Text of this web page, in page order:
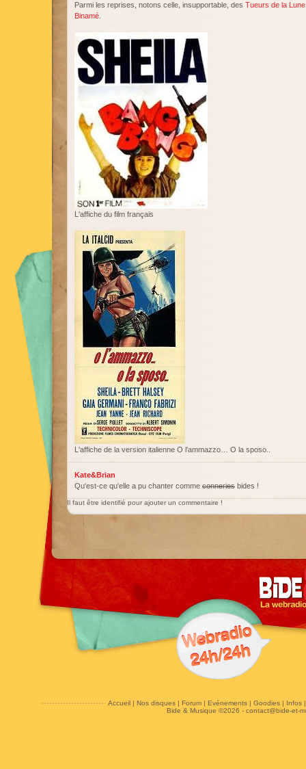
Parmi les reprises, notons celle, insupportable, des Tueurs de la
Binamé
L'affiche du film français
L'affiche de la version italienne O l'ammazzo… O la sposo..
Kate&Brian
Qu'est-ce qu'elle a pu chanter comme conneries bides !
Il faut être identifié pour ajouter un commentaire !
Accueil| Nos disques| Forum| Evénements| Goodies| Infos
Bide & Musique ©2026 - contact@bide-et-